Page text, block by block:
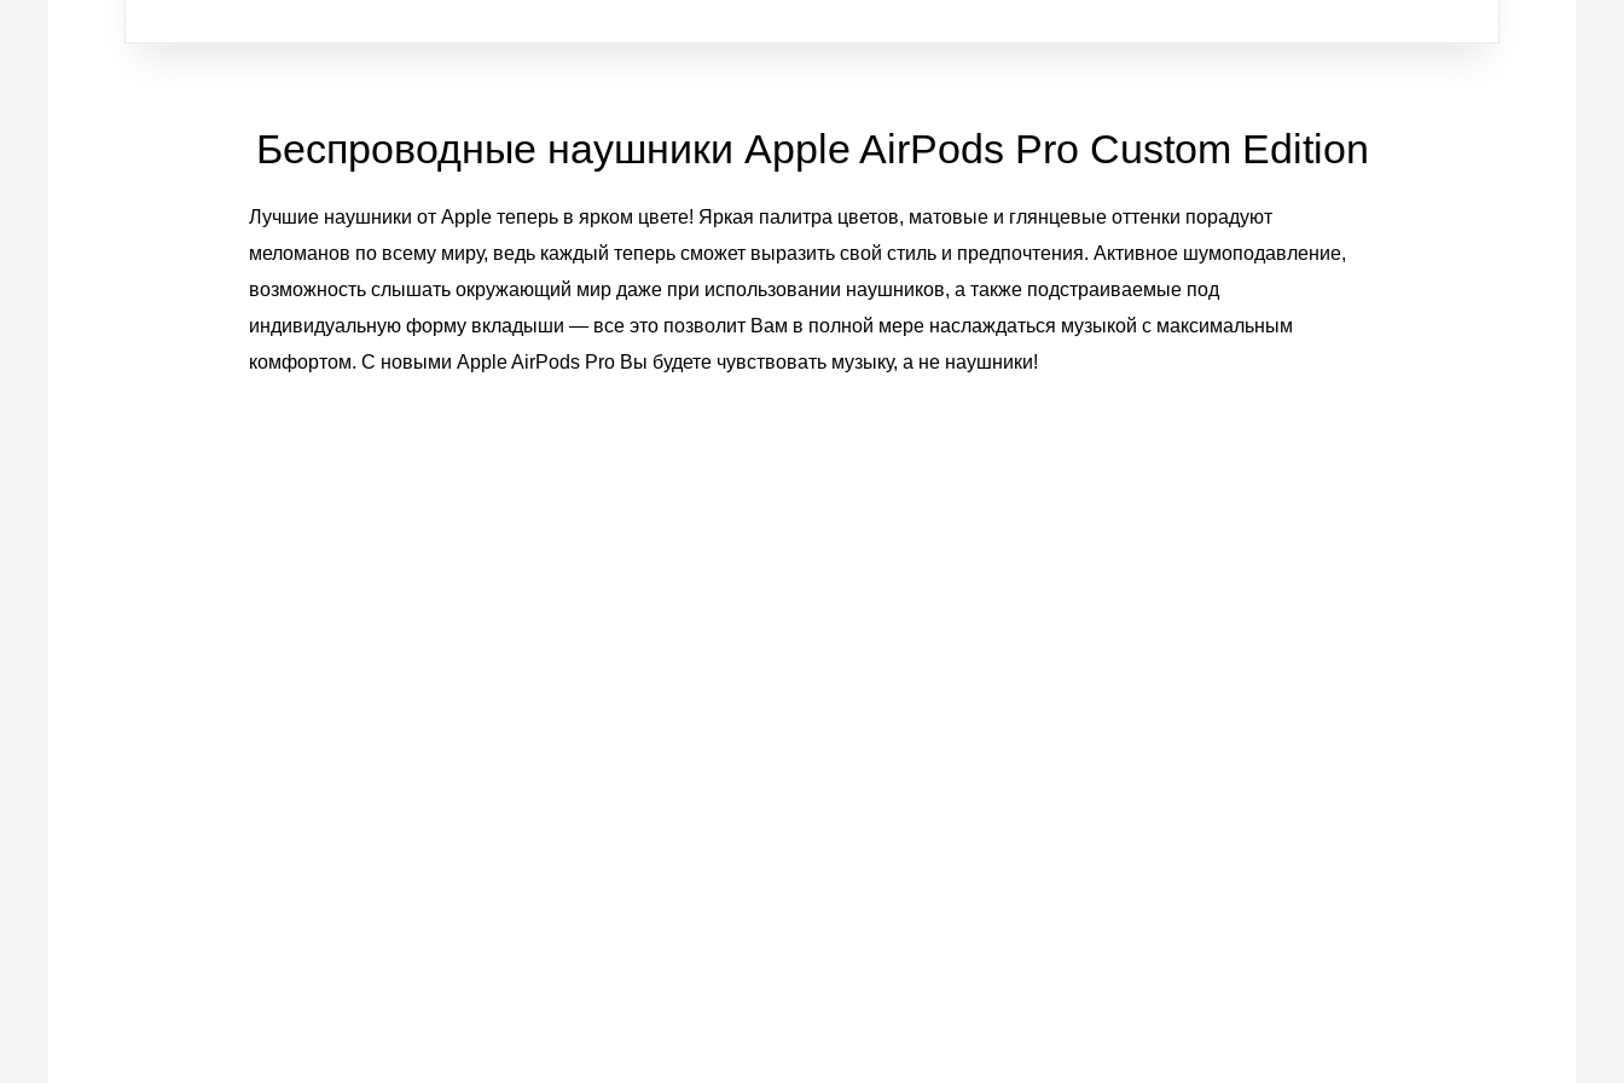
Беспроводные наушники Apple AirPods Pro Custom Edition
Лучшие наушники от Apple теперь в ярком цвете! Яркая палитра цветов, матовые и глянцевые оттенки порадуют
меломанов по всему миру, ведь каждый теперь сможет выразить свой стиль и предпочтения. Активное шумоподавление,
возможность слышать окружающий мир даже при использовании наушников, а также подстраиваемые под
индивидуальную форму вкладыши — все это позволит Вам в полной мере наслаждаться музыкой с максимальным
комфортом. С новыми Apple AirPods Pro Вы будете чувствовать музыку, а не наушники!